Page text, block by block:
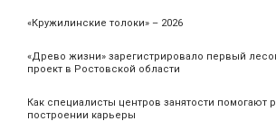
«Кружилинские толоки» – 2026
«Древо жизни» зарегистрировало первый
проект в Ростовской области
Как специалисты центров занятости помогают
построении карьеры